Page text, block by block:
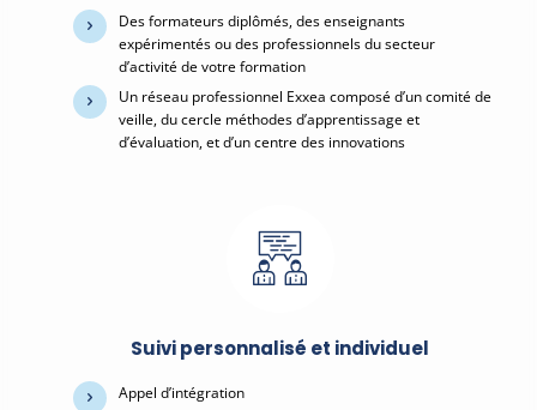
Des formateurs diplômés, des enseignants
expérimentés ou des professionnels du secteur
d’activité de votre formation
Un réseau professionnel Exxea composé d’un comité de
veille, du cercle méthodes d’apprentissage et
d’évaluation, et d’un centre des innovations
Suivi personnalisé et individuel
Appel d’intégration